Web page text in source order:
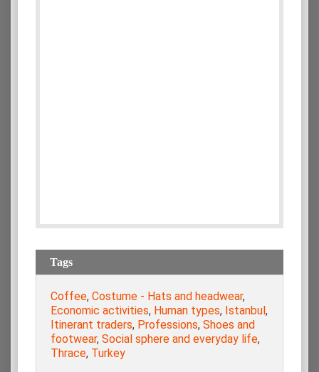
Tags
Coffee, Costume - Hats and headwear,
Economic activities, Human types, Istanbul ,
Itinerant traders, Professions, Shoes and
footwear, Social sphere and everyday life,
Thrace, Turkey